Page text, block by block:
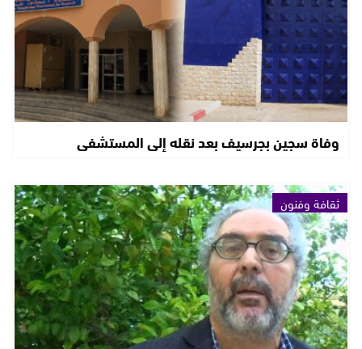
وفاة سجين بجرسيف بعد نقله إلى المستشفى
ثقافة وفنون